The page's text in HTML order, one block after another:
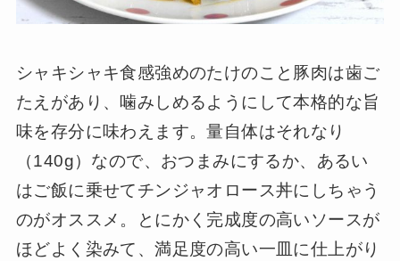
シャキシャキ食感強めのたけのこと豚肉は歯ご
たえがあり、噛みしめるようにして本格的な旨
味を存分に味わえます。量自体はそれなり
（140g）なので、おつまみにするか、あるい
はご飯に乗せてチンジャオロース丼にしちゃう
のがオススメ。とにかく完成度の高いソースが
ほどよく染みて、満足度の高い一皿に仕上がり